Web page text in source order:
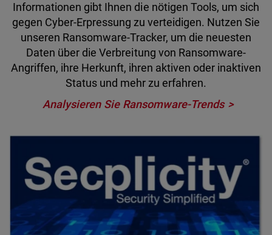
Informationen gibt Ihnen die nötigen Tools, um sich
gegen Cyber-Erpressung zu verteidigen. Nutzen Sie
unseren Ransomware-Tracker, um die neuesten
Daten über die Verbreitung von Ransomware-
Angriffen, ihre Herkunft, ihren aktiven oder inaktiven
Status und mehr zu erfahren.
Analysieren Sie Ransomware-Trends